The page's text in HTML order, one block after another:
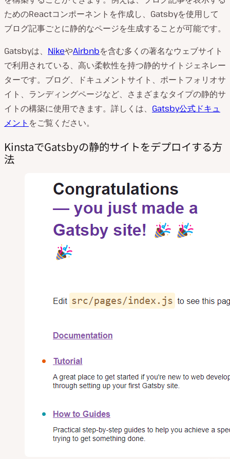
ためのReactコンポーネントを作成し、Gatsbyを使用して
ブログ記事ごとに静的なページを生成することが可能です。
Gatsbyは、 NikeやAirbnbを含む多くの著名なウェブサイト
で利用されている、高い柔軟性を持つ静的サイトジェネレー
ターです。ブログ、ドキュメントサイト、ポートフォリオサ
イト、ランディングページなど、さまざまなタイプの静的サ
イトの構築に使用できます。詳しくは、 Gatsby公式ドキュ
メント をご覧ください。
KinstaでGatsbyの静的サイトをデプロイする方
法